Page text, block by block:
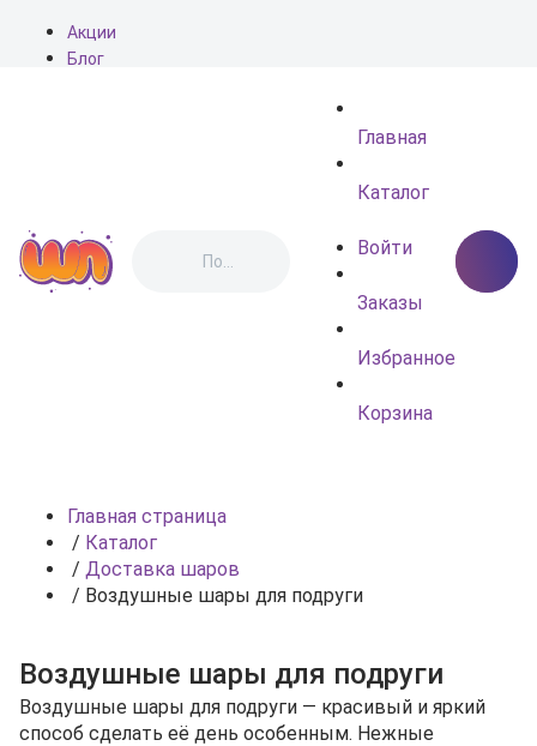
Акции
Блог
Главная
Каталог
Войти
Заказы
Избранное
Корзина
Главная страница
/ Каталог
/ Доставка шаров
/ Воздушные шары для подруги
Воздушные шары для подруги
Воздушные шары для подруги — красивый и яркий
способ сделать её день особенным. Нежные